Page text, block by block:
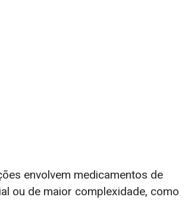
envolvem medicamentos de
ou de maior complexidade, como